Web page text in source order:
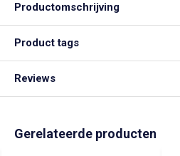
Productomschrijving
Product tags
Reviews
Gerelateerde producten